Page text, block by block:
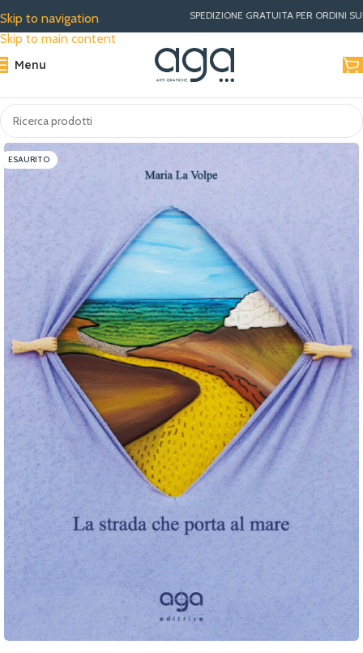
Skip to navigation
Skip to main content
SPEDIZIONE GRATUITA PER ORDINI SUPERIORI A €30
Menu
ESAURITO